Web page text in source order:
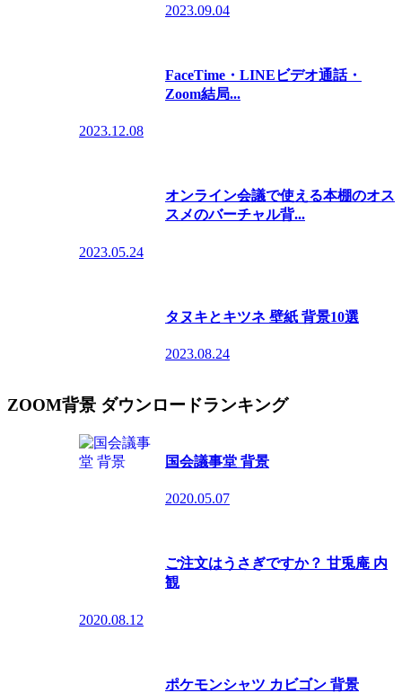
2023.09.04
FaceTime・LINEビデオ通話・
Zoom結局...
2023.12.08
オンライン会議で使える本棚のオス
スメのバーチャル背...
2023.05.24
タヌキとキツネ 壁紙 背景10選
2023.08.24
ZOOM背景 ダウンロードランキング
国会議事堂 背景
2020.05.07
ご注文はうさぎですか？ 甘兎庵 内
観
2020.08.12
ポケモンシャツ カビゴン 背景